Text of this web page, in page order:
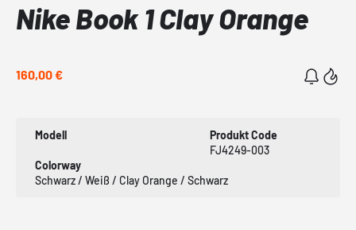
Nike Book 1 Clay Orange
160,00 €
Modell
Produkt Code
FJ4249-003
Colorway
Schwarz / Weiß / Clay Orange / Schwarz